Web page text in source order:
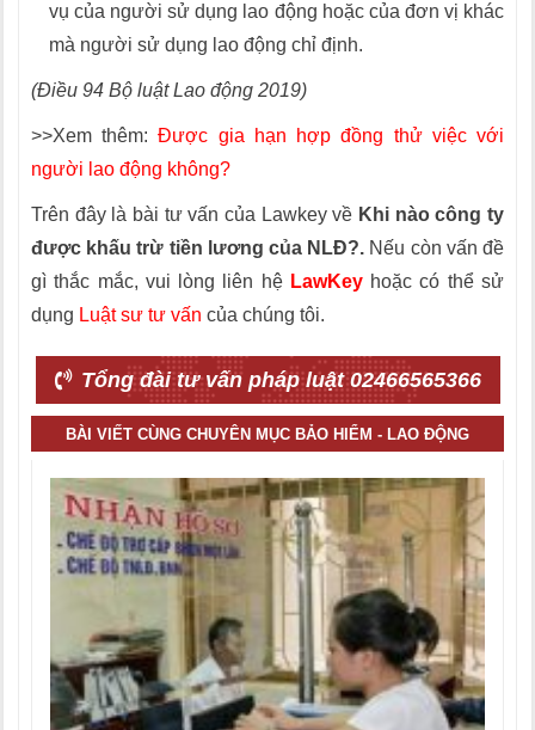
vụ của người sử dụng lao động hoặc của đơn vị khác
mà người sử dụng lao động chỉ định.
(Điều 94 Bộ luật Lao động 2019)
>>Xem thêm:Được gia hạn hợp đồng thử việc với
người lao động không?
Trên đây là bài tư vấn của Lawkey về Khi nào công ty
được khấu trừ tiền lương của NLĐ?. Nếu còn vấn đề
gì thắc mắc, vui lòng liên hệ LawKeyhoặc có thể sử
dụng Luật sư tư vấn của chúng tôi.
Tổng đài tư vấn pháp luật 02466565366
BÀI VIẾT CÙNG CHUYÊN MỤC BẢO HIỂM - LAO ĐỘNG